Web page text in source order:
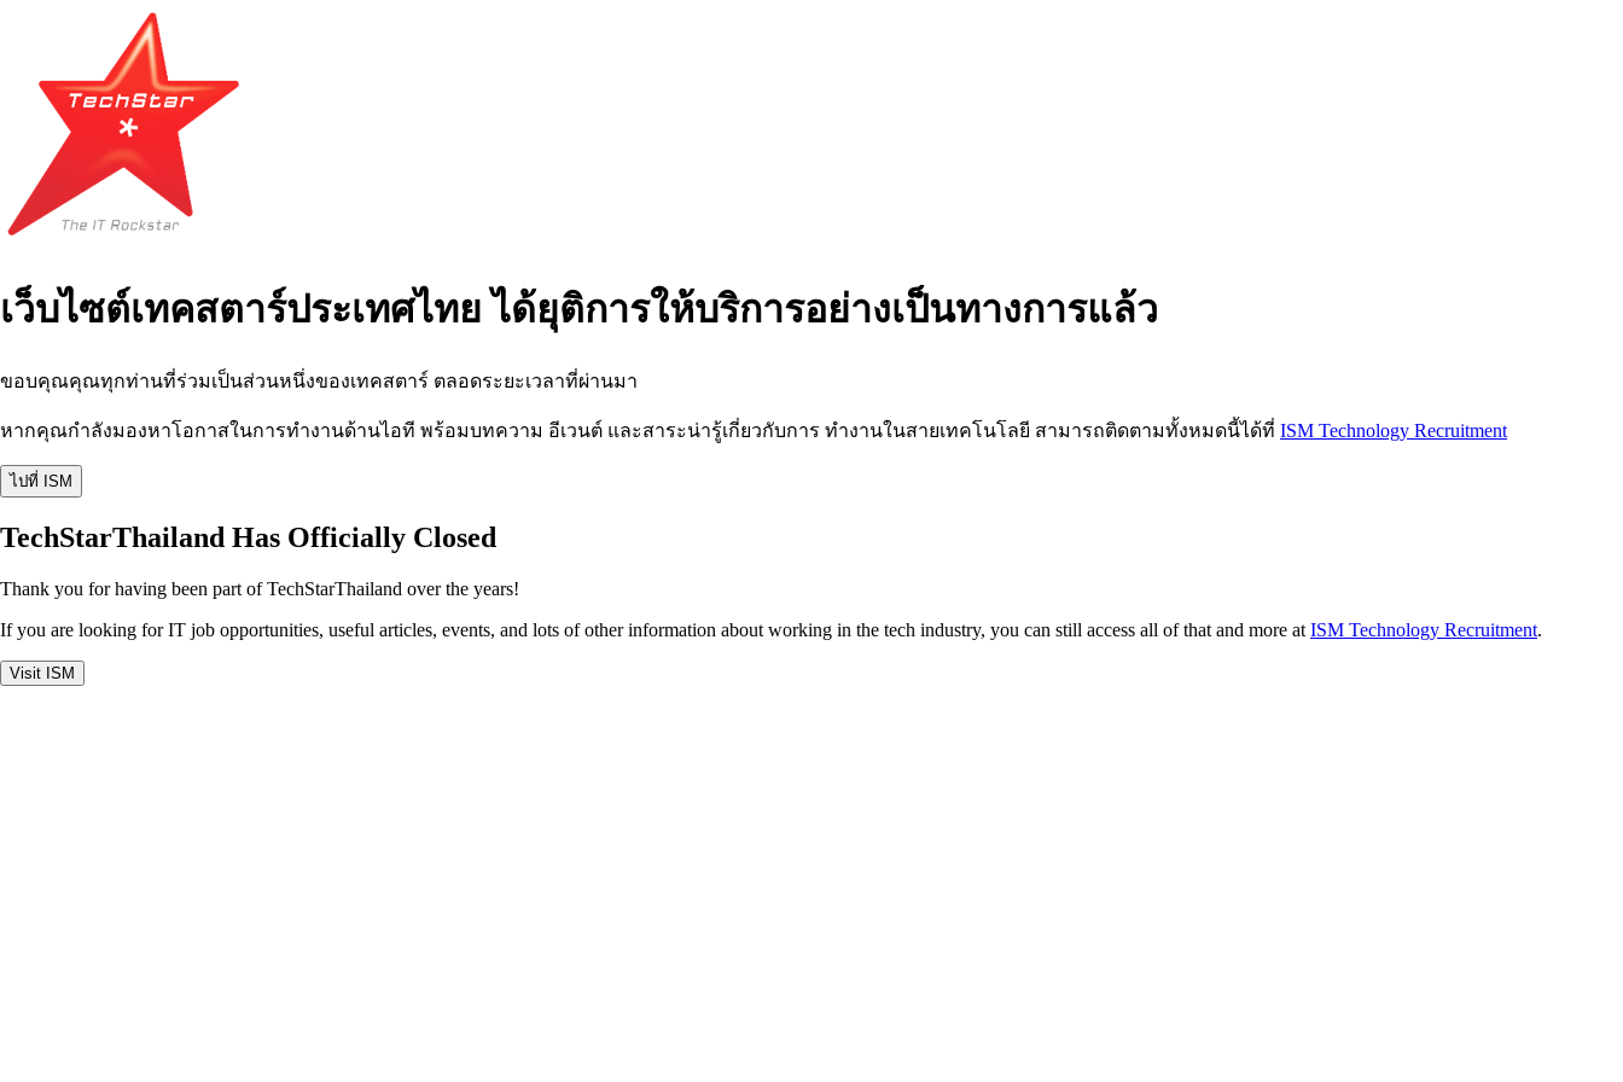
เว็บไซต์เทคสตาร์ประเทศไทย ได้ยุติการให้บริการอย่างเป็นทางการแล้ว
ขอบคุณคุณทุกท่านที่ร่วมเป็นส่วนหนึ่งของเทคสตาร์ ตลอดระยะเวลาที่ผ่านมา
หากคุณกำลังมองหาโอกาสในการทำงานด้านไอที พร้อมบทความ อีเวนต์ และสาระน่ารู้เกี่ยวกับการ ทำงานในสายเทคโนโลยี สามารถติดตามทั้งหมดนี้ได้ที่ ISM Technology Recruitment
ไปที่ ISM
TechStarThailand Has Officially Closed
Thank you for having been part of TechStarThailand over the years!
If you are looking for IT job opportunities, useful articles, events, and lots of other information about working in the tech industry, you can still access all of that and more at ISM Technology Recruitment.
Visit ISM